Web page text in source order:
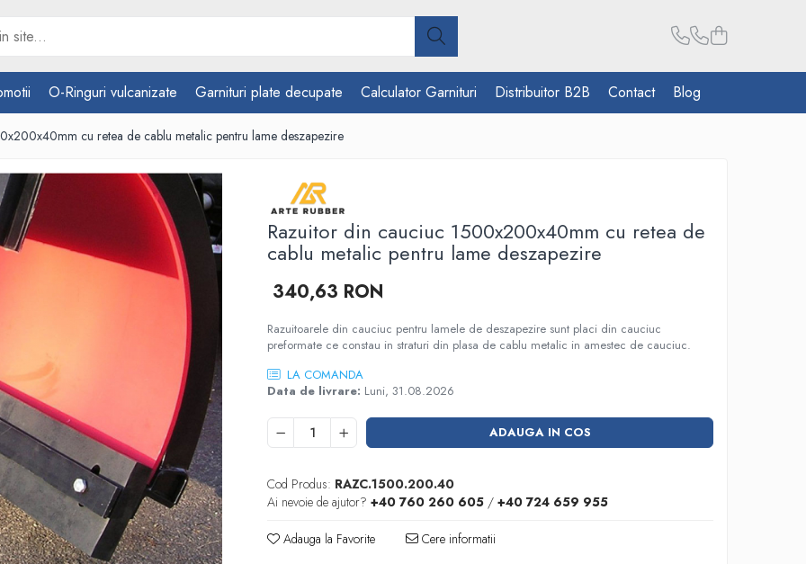
O-Ringuri vulcanizate Garnituri plate decupate Calculator Garnituri Distribuitor B2B Contact Blog
cu retea de cablu metalic pentru lame deszapezire
Razuitor din cauciuc 1500x200x40mm cu retea de
cablu metalic pentru lame deszapezire
340,63 RON
Razuitoarele din cauciuc pentru lamele de deszapezire sunt placi din cauciuc
preformate ce constau in straturi din plasa de cablu metalic in amestec de cauciuc.
LA COMANDA
Data de livrare: Luni, 31.08.2026
ADAUGA IN COS
Cod Produs: RAZC.1500.200.40
Ai nevoie de ajutor? +40 760 260 605 /+40 724 659 955
Adauga la Favorite Cere informatii